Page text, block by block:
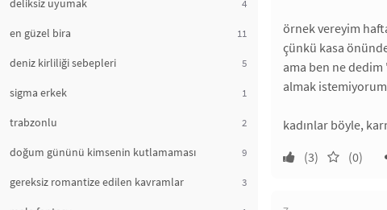
deliksiz uyumak 4
en güzel bira 11
deniz kirliliği sebepleri 5
sigma erkek 1
trabzonlu 2
doğum gününü kimsenin kutlamaması 9
gereksiz romantize edilen kavramlar 3
örnek vereyim
çünkü kasa
ama ben ne
almak
kadınlar böyle,
(3)
(0)